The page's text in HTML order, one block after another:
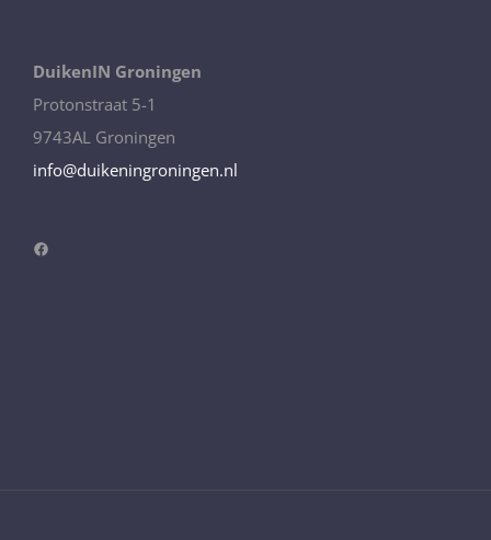
DuikenIN Groningen
Protonstraat 5-1
9743AL Groningen
info@duikeningroningen.nl